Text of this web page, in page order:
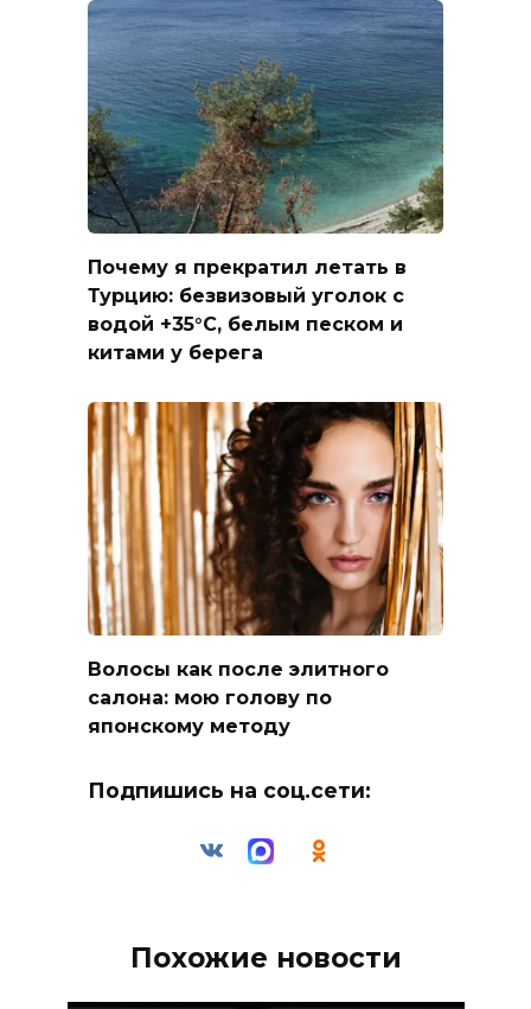
Почему я прекратил летать в
Турцию: безвизовый уголок с
водой +35°C, белым песком и
китами у берега
Волосы как после элитного
салона: мою голову по
японскому методу
Подпишись на соц.сети:
Похожие новости